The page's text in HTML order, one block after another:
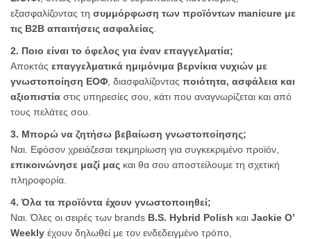
εξασφαλίζοντας τη συμμόρφωση των προϊόντων manicure με
τις B2B απαιτήσεις ασφαλείας
2. Ποιο είναι το όφελος για έναν επαγγελματία;
Αποκτάς επαγγελματικά ημιμόνιμα βερνίκια νυχιών με
γνωστοποίηση ΕΟΦ , διασφαλίζοντας ποιότητα, ασφάλεια και
αξιοπιστία στις υπηρεσίες σου, κάτι που αναγνωρίζεται και από
τους πελάτες σου.
3. Μπορώ να ζητήσω βεβαίωση γνωστοποίησης;
Ναι. Εφόσον χρειάζεσαι τεκμηρίωση για συγκεκριμένο προϊόν,
επικοινώνησε μαζί μας και θα σου αποστείλουμε τη σχετική
πληροφορία.
4. Όλα τα προϊόντα έχουν γνωστοποιηθεί;
Ναι. Όλες οι σειρές των brands B.S. Hybrid Polish και Jackie O’
Weekly έχουν δηλωθεί με τον ενδεδειγμένο τρόπο,